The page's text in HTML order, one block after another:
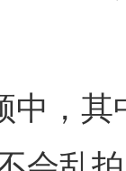
，其